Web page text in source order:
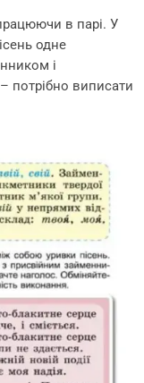
в парі. У
одне
і
потрібно виписати